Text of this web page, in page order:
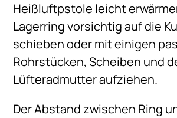
Heißluftpstole leicht
Lagerring vorsichtig auf die
schieben oder mit einigen
Rohrstücken, Scheiben und
Lüfteradmutter aufziehen.
Der Abstand zwischen Ring